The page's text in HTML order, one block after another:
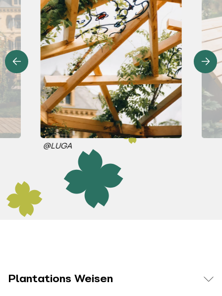
@LUGA
Plantations Weisen